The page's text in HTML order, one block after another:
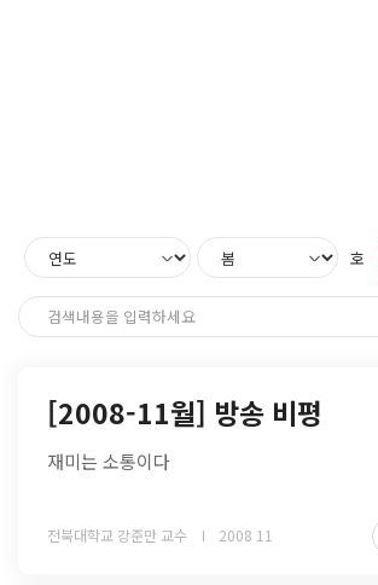
호
[2008-11월] 방송 비평
재미는 소통이다
전북대학교 강준만 교수 2008 11